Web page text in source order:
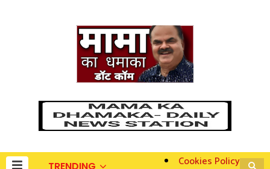
Cookies Policy